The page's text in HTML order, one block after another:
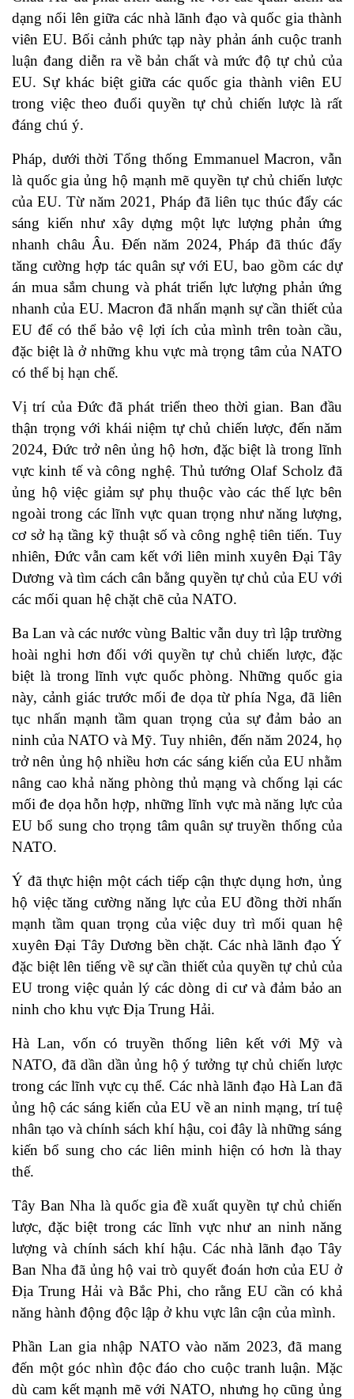
dạng nổi lên giữa các nhà lãnh đạo và quốc gia thành
viên EU. Bối cảnh phức tạp này phản ánh cuộc tranh
luận đang diễn ra về bản chất và mức độ tự chủ của
EU. Sự khác biệt giữa các quốc gia thành viên EU
trong việc theo đuổi quyền tự chủ chiến lược là rất
đáng chú ý.
Pháp, dưới thời Tổng thống Emmanuel Macron, vẫn
là quốc gia ủng hộ mạnh mẽ quyền tự chủ chiến lược
của EU. Từ năm 2021, Pháp đã liên tục thúc đẩy các
sáng kiến như xây dựng một lực lượng phản ứng
nhanh châu Âu. Đến năm 2024, Pháp đã thúc đẩy
tăng cường hợp tác quân sự với EU, bao gồm các dự
án mua sắm chung và phát triển lực lượng phản ứng
nhanh của EU. Macron đã nhấn mạnh sự cần thiết của
EU để có thể bảo vệ lợi ích của mình trên toàn cầu,
đặc biệt là ở những khu vực mà trọng tâm của NATO
có thể bị hạn chế.
Vị trí của Đức đã phát triển theo thời gian. Ban đầu
thận trọng với khái niệm tự chủ chiến lược, đến năm
2024, Đức trở nên ủng hộ hơn, đặc biệt là trong lĩnh
vực kinh tế và công nghệ. Thủ tướng Olaf Scholz đã
ủng hộ việc giảm sự phụ thuộc vào các thế lực bên
ngoài trong các lĩnh vực quan trọng như năng lượng,
cơ sở hạ tầng kỹ thuật số và công nghệ tiên tiến. Tuy
nhiên, Đức vẫn cam kết với liên minh xuyên Đại Tây
Dương và tìm cách cân bằng quyền tự chủ của EU với
các mối quan hệ chặt chẽ của NATO.
Ba Lan và các nước vùng Baltic vẫn duy trì lập trường
hoài nghi hơn đối với quyền tự chủ chiến lược, đặc
biệt là trong lĩnh vực quốc phòng. Những quốc gia
này, cảnh giác trước mối đe dọa từ phía Nga, đã liên
tục nhấn mạnh tầm quan trọng của sự đảm bảo an
ninh của NATO và Mỹ. Tuy nhiên, đến năm 2024, họ
trở nên ủng hộ nhiều hơn các sáng kiến ​​của EU nhằm
nâng cao khả năng phòng thủ mạng và chống lại các
mối đe dọa hỗn hợp, những lĩnh vực mà năng lực của
EU bổ sung cho trọng tâm quân sự truyền thống của
NATO.
Ý đã thực hiện một cách tiếp cận thực dụng hơn, ủng
hộ việc tăng cường năng lực của EU đồng thời nhấn
mạnh tầm quan trọng của việc duy trì mối quan hệ
xuyên Đại Tây Dương bền chặt. Các nhà lãnh đạo Ý
đặc biệt lên tiếng về sự cần thiết của quyền tự chủ của
EU trong việc quản lý các dòng di cư và đảm bảo an
ninh cho khu vực Địa Trung Hải.
Hà Lan, vốn có truyền thống liên kết với Mỹ và
NATO, đã dần dần ủng hộ ý tưởng tự chủ chiến lược
trong các lĩnh vực cụ thể. Các nhà lãnh đạo Hà Lan đã
ủng hộ các sáng kiến ​​của EU về an ninh mạng, trí tuệ
nhân tạo và chính sách khí hậu, coi đây là những sáng
kiến ​​bổ sung cho các liên minh hiện có hơn là thay
thế.
Tây Ban Nha là quốc gia đề xuất quyền tự chủ chiến
lược, đặc biệt trong các lĩnh vực như an ninh năng
lượng và chính sách khí hậu. Các nhà lãnh đạo Tây
Ban Nha đã ủng hộ vai trò quyết đoán hơn của EU ở
Địa Trung Hải và Bắc Phi, cho rằng EU cần có khả
năng hành động độc lập ở khu vực lân cận của mình.
Phần Lan gia nhập NATO vào năm 2023, đã mang
đến một góc nhìn độc đáo cho cuộc tranh luận. Mặc
dù cam kết mạnh mẽ với NATO, nhưng họ cũng ủng